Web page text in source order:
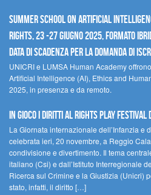
Summer School on Artificial
Rights, 23 -27 giugno 2025, Formato
Data di scadenza per la domanda di
UNICRI e LUMSA Human Academy
Artificial Intelligence (AI), Ethics and
2025, in presenza e da remoto.
In gioco i diritti al Rights Play Festival
La Giornata internazionale dell’Infanzia e
celebrata ieri, 20 novembre, a Reggio
condivisione e divertimento. Il tema
italiano (Csi) e dall’Istituto Interregionale
Ricerca sul Crimine e la Giustizia (Unicri)
stato, infatti, il diritto […]